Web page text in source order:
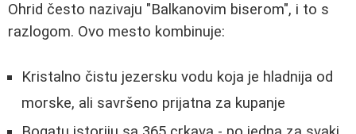
Ohrid često nazivaju "Balkanovim biserom", i to s
razlogom. Ovo mesto kombinuje:
Kristalno čistu jezersku vodu koja je hladnija od
morske, ali savršeno prijatna za kupanje